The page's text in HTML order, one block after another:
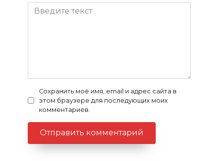
Сохранить моё имя, email и адрес сайта в
этом браузере для последующих моих
комментариев.